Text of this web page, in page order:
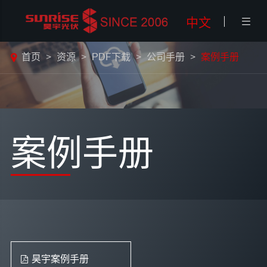
中文 
案例手册
首页 资源 PDF下载 公司手册 案例手册
昊宇案例手册